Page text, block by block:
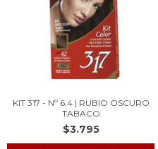
KIT 317 - Nº 6.4 | RUBIO OSCURO
TABACO
$3.795